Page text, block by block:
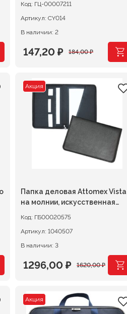
Код: ГЦ-00007211
Артикул: CY014
В наличии: 2
184,00₽
Первоначальная
составляла
147,20 ₽
Текущая
147,20 ₽.
Акция
Папка деловая Attomex Vista
на молнии, искусственная
Код: ГБ00020575
Артикул: 1040507
В наличии: 3
1620,00₽
Первоначальная
составляла
1296,00 ₽
Текущая
1296,00 ₽.
Акция